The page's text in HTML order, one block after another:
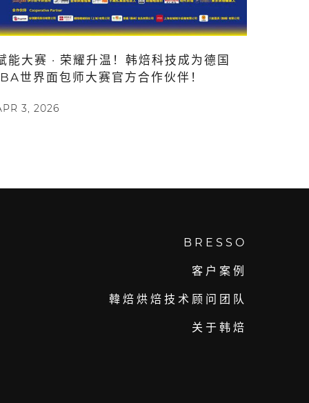
能大赛 · 荣耀升温！韩焙科技成为德国
世界面包师大赛官方合作伙伴！
3, 2026
BRESSO
客户案例
韓焙烘焙技术顾问团队
关于韩焙